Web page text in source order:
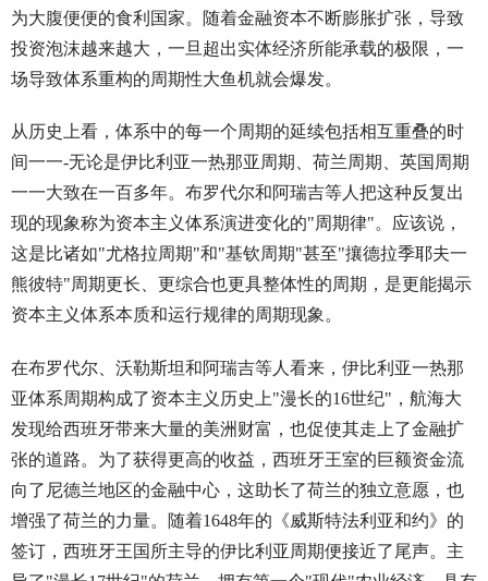
为大腹便便的食利国家。随着金融资本不断膨胀扩张，导致
投资泡沫越来越大，一旦超出实体经济所能承载的极限，一
场导致体系重构的周期性大鱼机就会爆发。
从历史上看，体系中的每一个周期的延续包括相互重叠的时
间一一-无论是伊比利亚一热那亚周期、荷兰周期、英国周期
一一大致在一百多年。布罗代尔和阿瑞吉等人把这种反复出
现的现象称为资本主义体系演进变化的"周期律"。应该说，
这是比诸如"尤格拉周期"和"基钦周期"甚至"攘德拉季耶夫一
熊彼特"周期更长、更综合也更具整体性的周期，是更能揭示
资本主义体系本质和运行规律的周期现象。
在布罗代尔、沃勒斯坦和阿瑞吉等人看来，伊比利亚一热那
亚体系周期构成了资本主义历史上"漫长的16世纪"，航海大
发现给西班牙带来大量的美洲财富，也促使其走上了金融扩
张的道路。为了获得更高的收益，西班牙王室的巨额资金流
向了尼德兰地区的金融中心，这助长了荷兰的独立意愿，也
增强了荷兰的力量。随着1648年的《威斯特法利亚和约》的
签订，西班牙王国所主导的伊比利亚周期便接近了尾声。主